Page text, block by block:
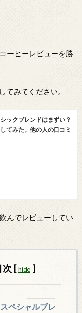
ーヒーレビューを勝
てみてください。
ックブレンドはまずい？
てみた。他の人の口コミ
んでレビューしてい
次 [ hide ]
ペシャルブレ